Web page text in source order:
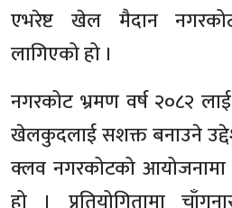
एभरेष्ट खेल मैदान
लागिएको हो ।
नगरकोट भ्रमण वर्ष २०८२
खेलकुदलाई सशक्त बनाउने
क्लव नगरकोटको आयोजनामा